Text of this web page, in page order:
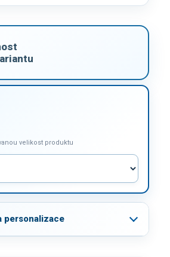
velikost produktu
personalizace